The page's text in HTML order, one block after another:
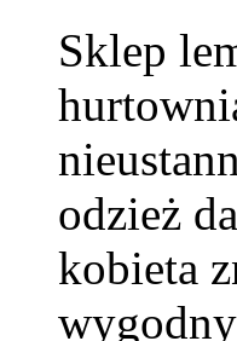
Sklep
odzież
kobieta